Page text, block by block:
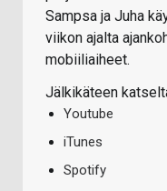
Sampsa ja Juha
viikon ajalta
mobiiliaiheet.
Jälkikäteen
Youtube
iTunes
Spotify